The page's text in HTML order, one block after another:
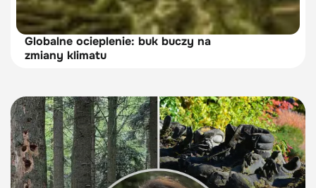
Globalne ocieplenie: buk buczy na
zmiany klimatu